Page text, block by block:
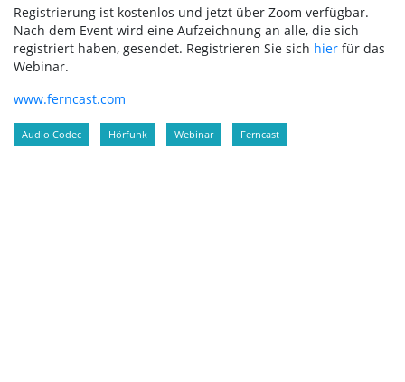
Registrierung ist kostenlos und jetzt über Zoom verfügbar.
Nach dem Event wird eine Aufzeichnung an alle, die sich
registriert haben, gesendet. Registrieren Sie sich hier für das
Webinar.
www.ferncast.com
Audio Codec Hörfunk Webinar Ferncast